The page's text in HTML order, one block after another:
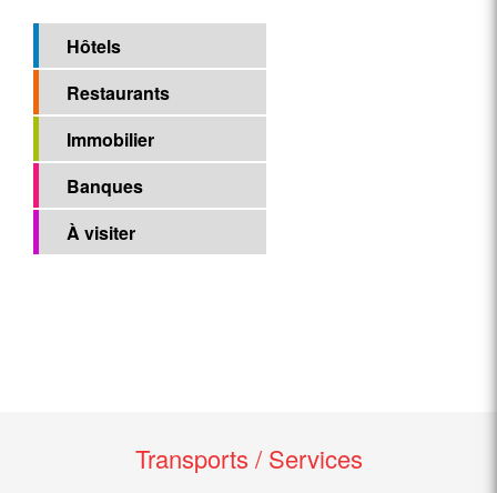
Hôtels
Restaurants
Immobilier
Banques
À visiter
Transports / Services